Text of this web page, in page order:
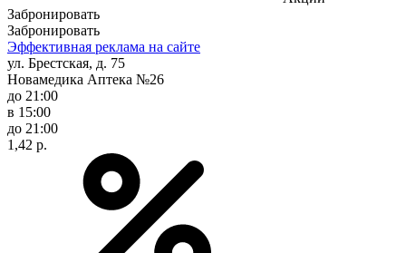
Забронировать
Забронировать
Эффективная реклама на сайте
ул. Брестская, д. 75
Новамедика Аптека №26
до 21:00
в 15:00
до 21:00
1,42 р.